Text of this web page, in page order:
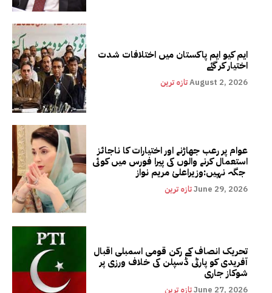
ایم کیو ایم پاکستان میں اختلافات شدت
اختیار کر گئے
تازہ ترینAugust 2, 2026
عوام پر رعب جھاڑنے اور اختیارات کا ناجائز
استعمال کرنے والوں کی پیرا فورس میں کوئی
تازہ ترینJune 29, 2026
تحریک انصاف کے رکن قومی اسمبلی اقبال
آفریدی کو پارٹی ڈسپلن کی خلاف ورزی پر
شوکاز جاری
تازہ ترینJune 27, 2026